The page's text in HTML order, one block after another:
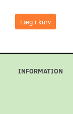
Læg i kurv
INFORMATION